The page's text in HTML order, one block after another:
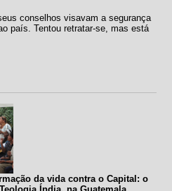
conselhos visavam a segurança
país. Tentou retratar-se, mas está
da vida contra o Capital: o